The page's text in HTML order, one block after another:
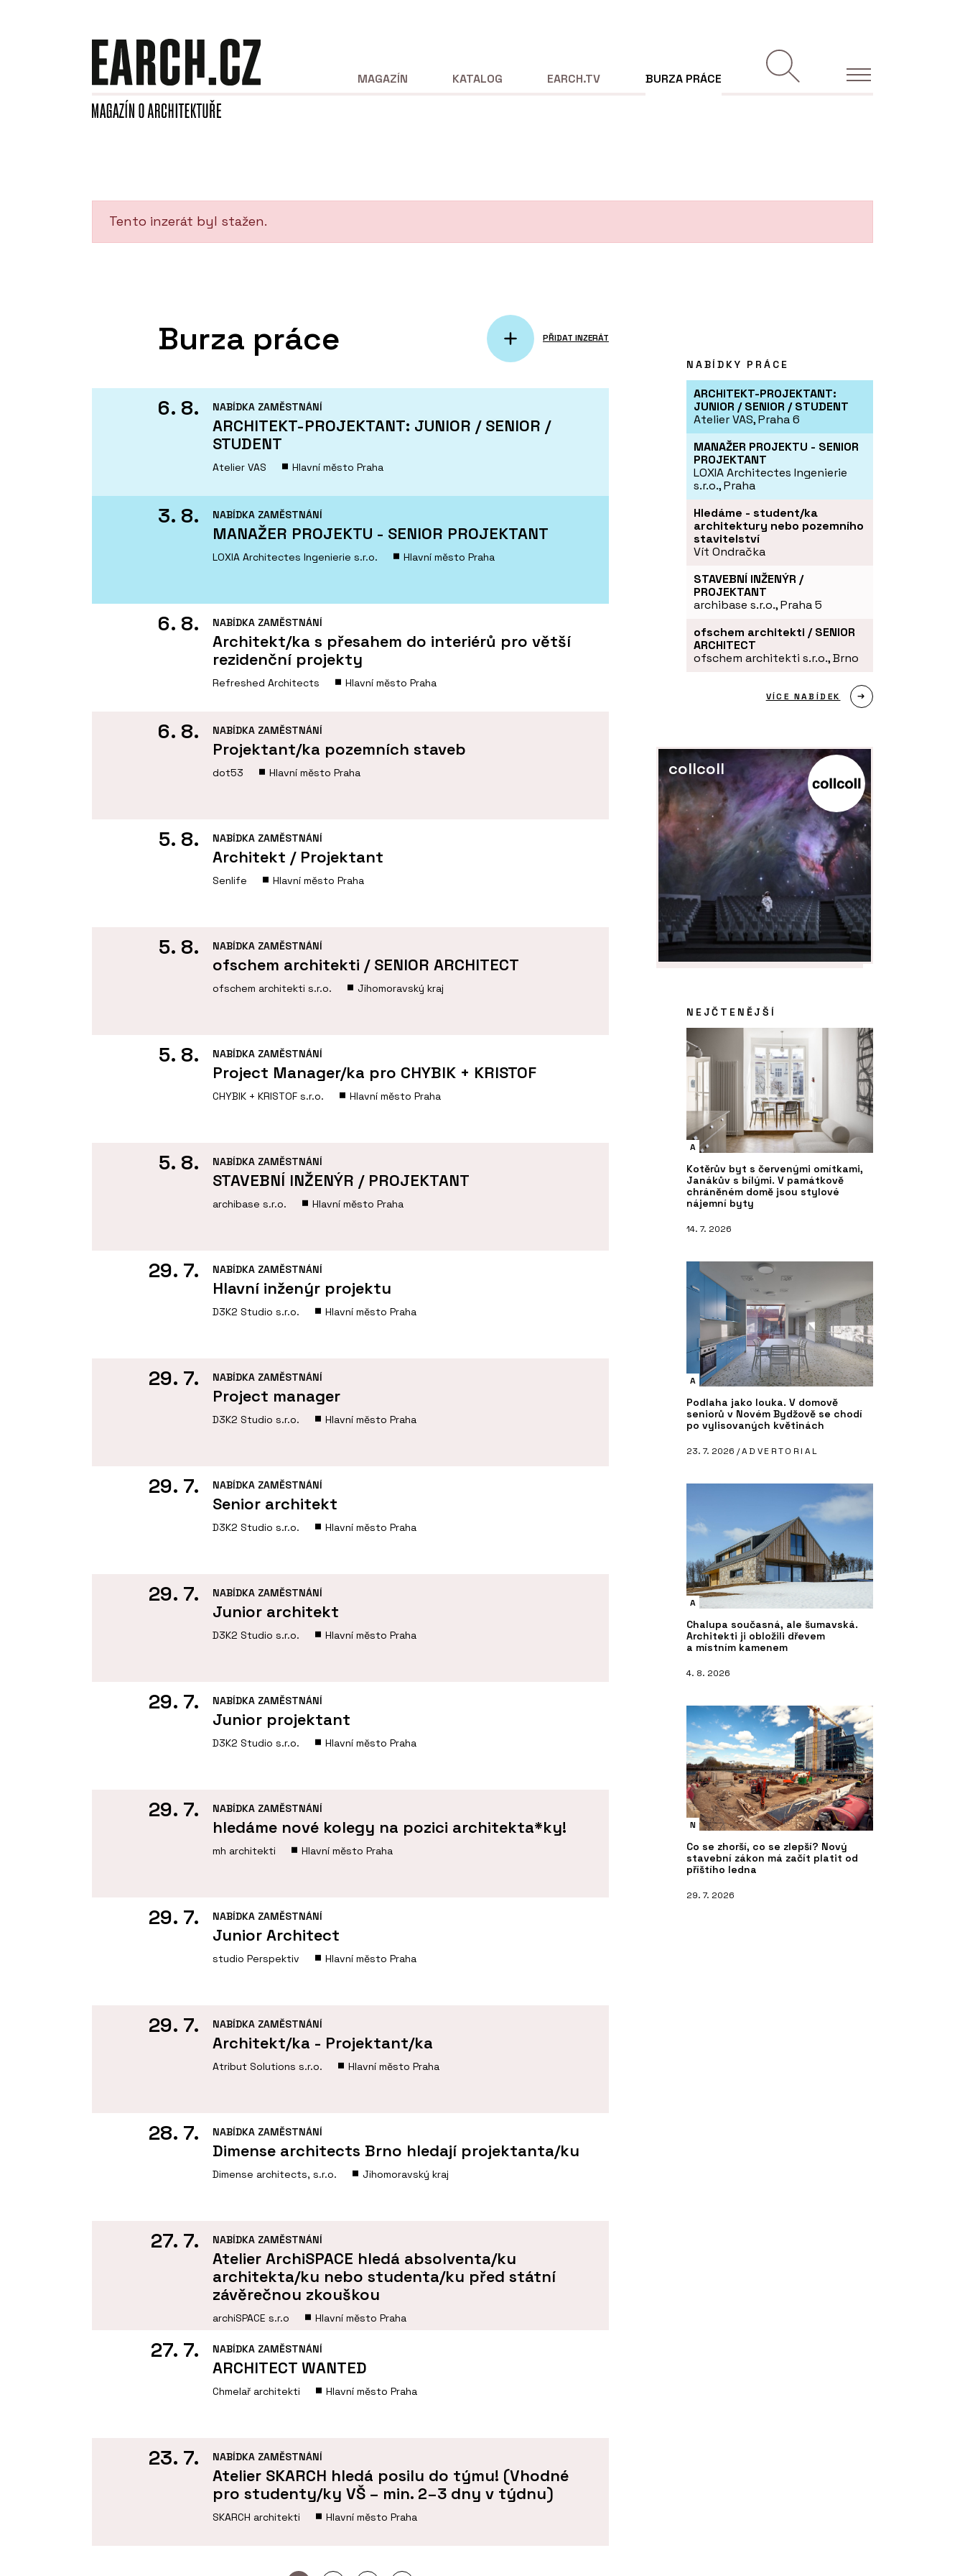
MAGAZÍN KATALOG EARCH.TV BURZA PRÁCE
Tento inzerát byl stažen.
Burza práce PŘIDAT INZERÁT
6. 8. NABÍDKA ZAMĚSTNÁNÍ
ARCHITEKT-PROJEKTANT: JUNIOR / SENIOR /
STUDENT
Atelier VAS Hlavní město Praha
3. 8. NABÍDKA ZAMĚSTNÁNÍ
MANAŽER PROJEKTU - SENIOR PROJEKTANT
LOXIA Architectes Ingenierie s.r.o. Hlavní město Praha
6. 8. NABÍDKA ZAMĚSTNÁNÍ
Architekt/ka s přesahem do interiérů pro větší
rezidenční projekty
Refreshed Architects Hlavní město Praha
6. 8. NABÍDKA ZAMĚSTNÁNÍ
Projektant/ka pozemních staveb
dot53 Hlavní město Praha
5. 8. NABÍDKA ZAMĚSTNÁNÍ
Architekt / Projektant
Senlife Hlavní město Praha
5. 8. NABÍDKA ZAMĚSTNÁNÍ
ofschem architekti / SENIOR ARCHITECT
ofschem architekti s.r.o. Jihomoravský kraj
5. 8. NABÍDKA ZAMĚSTNÁNÍ
Project Manager/ka pro CHYBIK + KRISTOF
CHYBIK + KRISTOF s.r.o. Hlavní město Praha
5. 8. NABÍDKA ZAMĚSTNÁNÍ
STAVEBNÍ INŽENÝR / PROJEKTANT
archibase s.r.o. Hlavní město Praha
29. 7. NABÍDKA ZAMĚSTNÁNÍ
Hlavní inženýr projektu
D3K2 Studio s.r.o. Hlavní město Praha
29. 7. NABÍDKA ZAMĚSTNÁNÍ
Project manager
D3K2 Studio s.r.o. Hlavní město Praha
29. 7. NABÍDKA ZAMĚSTNÁNÍ
Senior architekt
D3K2 Studio s.r.o. Hlavní město Praha
29. 7. NABÍDKA ZAMĚSTNÁNÍ
Junior architekt
D3K2 Studio s.r.o. Hlavní město Praha
29. 7. NABÍDKA ZAMĚSTNÁNÍ
Junior projektant
D3K2 Studio s.r.o. Hlavní město Praha
29. 7. NABÍDKA ZAMĚSTNÁNÍ
hledáme nové kolegy na pozici architekta*ky!
mh architekti Hlavní město Praha
29. 7. NABÍDKA ZAMĚSTNÁNÍ
Junior Architect
studio Perspektiv Hlavní město Praha
29. 7. NABÍDKA ZAMĚSTNÁNÍ
Architekt/ka - Projektant/ka
Atribut Solutions s.r.o. Hlavní město Praha
28. 7. NABÍDKA ZAMĚSTNÁNÍ
Dimense architects Brno hledají projektanta/ku
Dimense architects, s.r.o. Jihomoravský kraj
27. 7. NABÍDKA ZAMĚSTNÁNÍ
Atelier ArchiSPACE hledá absolventa/ku
architekta/ku nebo studenta/ku před státní
závěrečnou zkouškou
archiSPACE s.r.o Hlavní město Praha
27. 7. NABÍDKA ZAMĚSTNÁNÍ
ARCHITECT WANTED
Chmelař architekti Hlavní město Praha
23. 7. NABÍDKA ZAMĚSTNÁNÍ
Atelier SKARCH hledá posilu do týmu! (Vhodné
pro studenty/ky VŠ – min. 2–3 dny v týdnu)
SKARCH architekti Hlavní město Praha
NABÍDKY PRÁCE
ARCHITEKT-PROJEKTANT:
JUNIOR / SENIOR / STUDENT
Atelier VAS, Praha 6
MANAŽER PROJEKTU - SENIOR
PROJEKTANT
LOXIA Architectes Ingenierie
s.r.o., Praha
Hledáme - student/ka
architektury nebo pozemního
stavitelství
Vít Ondračka
STAVEBNÍ INŽENÝR /
PROJEKTANT
archibase s.r.o., Praha 5
ofschem architekti / SENIOR
ARCHITECT
ofschem architekti s.r.o., Brno
VÍCE NABÍDEK
collcoll
NEJČTENĚJŠÍ
A
Kotěrův byt s červenými omítkami,
Janákův s bílými. V památkově
chráněném domě jsou stylové
nájemní byty
14. 7. 2026
A
Podlaha jako louka. V domově
seniorů v Novém Bydžově se chodí
po vylisovaných květinách
23. 7. 2026 /ADVERTORIAL
A
Chalupa současná, ale šumavská.
Architekti ji obložili dřevem
a místním kamenem
4. 8. 2026
N
Co se zhorší, co se zlepší? Nový
stavební zákon má začít platit od
příštího ledna
29. 7. 2026